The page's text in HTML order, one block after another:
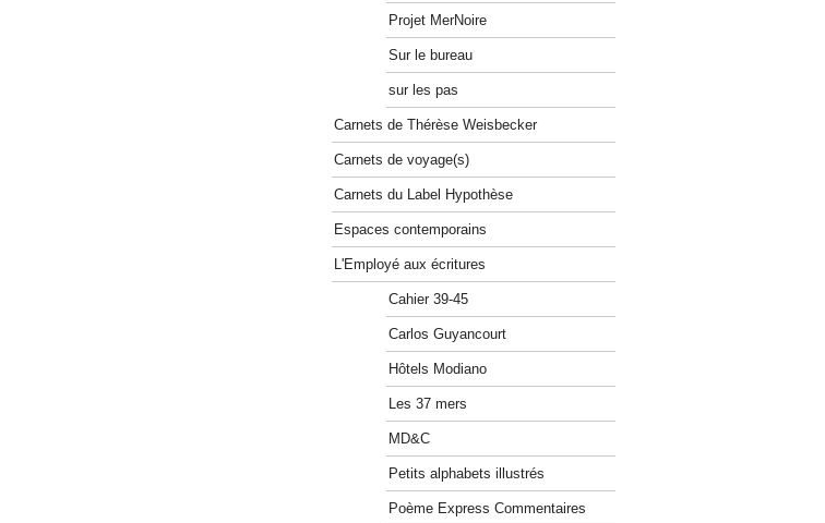
Projet MerNoire
Sur le bureau
sur les pas
Carnets de Thérèse Weisbecker
Carnets de voyage(s)
Carnets du Label Hypothèse
Espaces contemporains
L'Employé aux écritures
Cahier 39-45
Carlos Guyancourt
Hôtels Modiano
Les 37 mers
MD&C
Petits alphabets illustrés
Poème Express Commentaires